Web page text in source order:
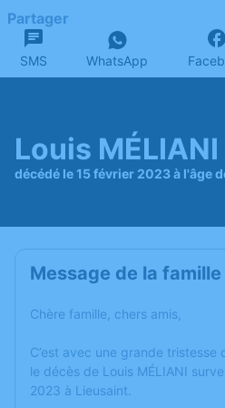
Partager
SMS WhatsApp
Louis MÉLIANI
décédé le 15 février 2023 à l'âge
Message de la famille
Chère famille, chers amis,
C’est avec une grande tristesse
le décès de Louis MÉLIANI
2023 à Lieusaint.